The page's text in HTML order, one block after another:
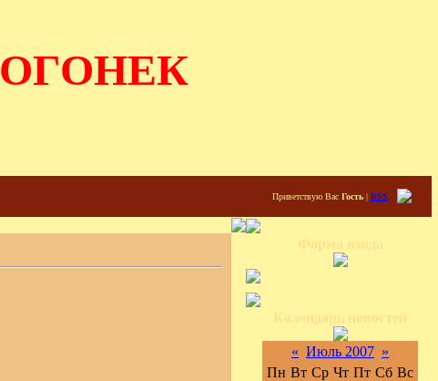
ОГОНЕК
Приветствую Вас Гость | RSS
« Июль 2007 »
Пн Вт Ср Чт Пт Сб Вс